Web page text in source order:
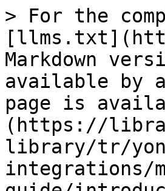
> For the
Markdown
available by
page is
(https://
library/tr/
integrations/